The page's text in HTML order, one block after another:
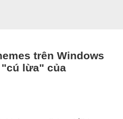
trên Windows
lừa" của